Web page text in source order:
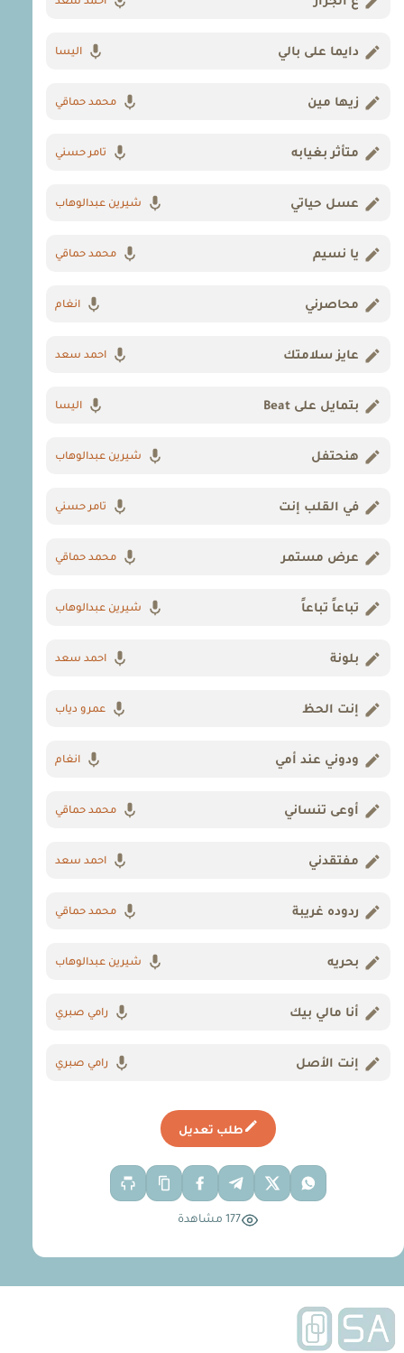
دايما على بالي اليسا
زيها مين محمد حماقي
متأثر بغيابه تامر حسني
عسل حياتي شيرين عبدالوهاب
يا نسيم محمد حماقي
محاصرني انغام
عايز سلامتك احمد سعد
بتمايل على Beat اليسا
هنحتفل شيرين عبدالوهاب
في القلب إنت تامر حسني
عرض مستمر محمد حماقي
تباعاً تباعاً شيرين عبدالوهاب
بلونة احمد سعد
إنت الحظ عمرو دياب
ودوني عند أمي انغام
أوعى تنساني محمد حماقي
مفتقدني احمد سعد
ردوده غريبة محمد حماقي
بحريه شيرين عبدالوهاب
أنا مالي بيك رامي صبري
إنت الأصل رامي صبري
طلب تعديل
177 مشاهدة